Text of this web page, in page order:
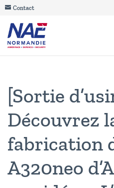
Contact
[Sortie
Découvrez
fabrication
A320neo